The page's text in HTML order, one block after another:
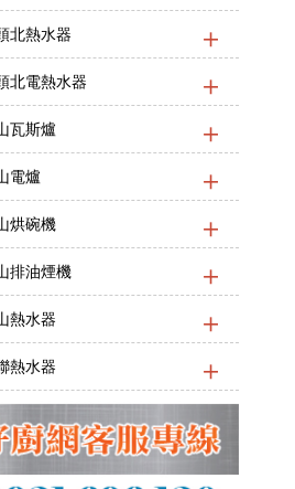
北熱水器
北電熱水器
瓦斯爐
電爐
烘碗機
排油煙機
熱水器
熱水器